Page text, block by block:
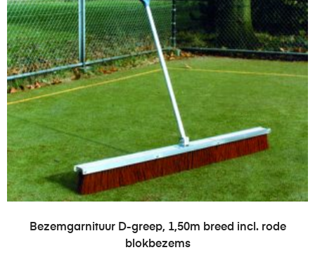
TOEVOEGEN AAN WINKELWAGEN
Bezemgarnituur D-greep, 1,50m breed incl. rode
blokbezems